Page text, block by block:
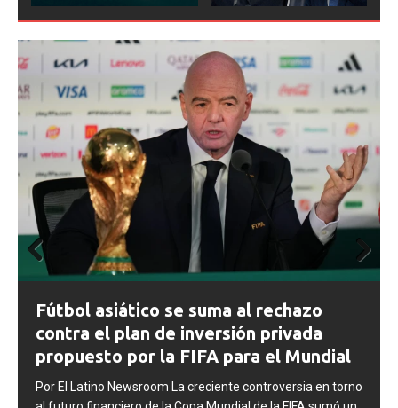
FIFA abre expedientes disciplinarios
contra Argentina tras los incidentes en
la final del Mundial 2026
Por El Latino Newsroom La FIFA inició una serie de
procesos disciplinarios contra la Asociación del Fútbol
Prev